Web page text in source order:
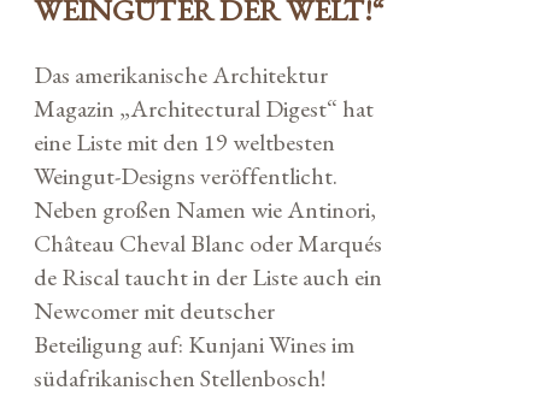
WEINGÜTER DER WELT!“
Das amerikanische Architektur
Magazin „Architectural Digest“ hat
eine Liste mit den 19 weltbesten
Weingut-Designs veröffentlicht.
Neben großen Namen wie Antinori,
Château Cheval Blanc oder Marqués
de Riscal taucht in der Liste auch ein
Newcomer mit deutscher
Beteiligung auf: Kunjani Wines im
südafrikanischen Stellenbosch!